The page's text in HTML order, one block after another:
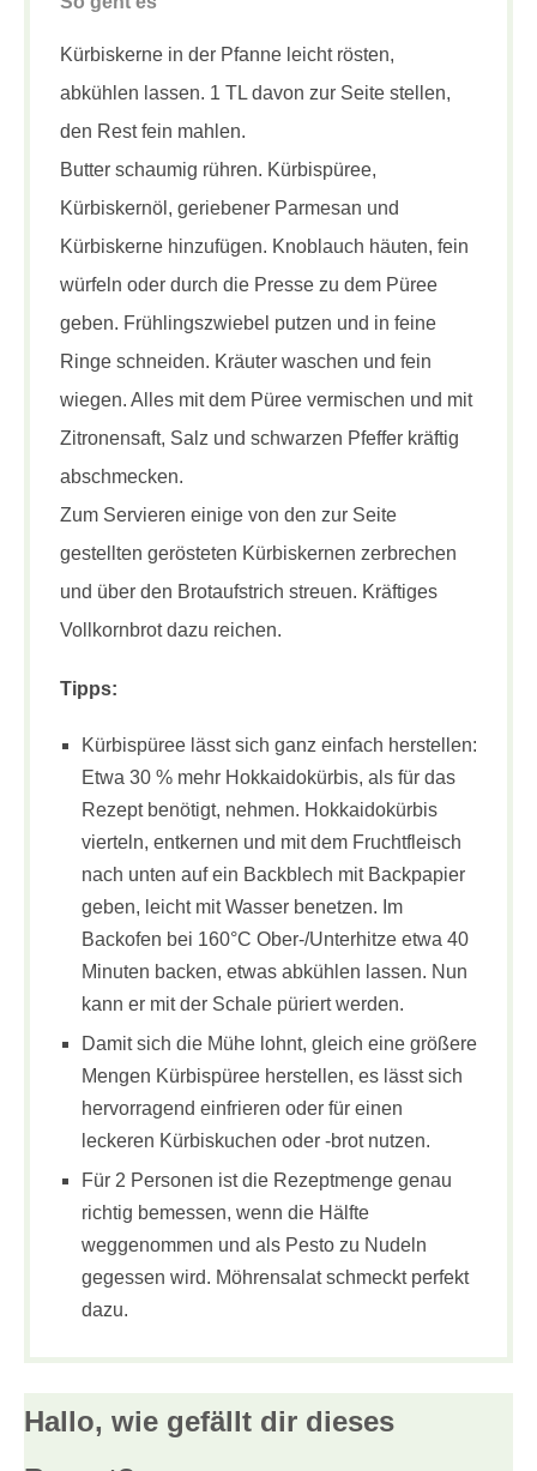
Kürbiskerne in der Pfanne leicht rösten,
abkühlen lassen. 1 TL davon zur Seite stellen,
den Rest fein mahlen.
Butter schaumig rühren. Kürbispüree,
Kürbiskernöl, geriebener Parmesan und
Kürbiskerne hinzufügen. Knoblauch häuten, fein
würfeln oder durch die Presse zu dem Püree
geben. Frühlingszwiebel putzen und in feine
Ringe schneiden. Kräuter waschen und fein
wiegen. Alles mit dem Püree vermischen und mit
Zitronensaft, Salz und schwarzen Pfeffer kräftig
abschmecken.
Zum Servieren einige von den zur Seite
gestellten gerösteten Kürbiskernen zerbrechen
und über den Brotaufstrich streuen. Kräftiges
Vollkornbrot dazu reichen.
Tipps:
Kürbispüree lässt sich ganz einfach herstellen:
Etwa 30 % mehr Hokkaidokürbis, als für das
Rezept benötigt, nehmen. Hokkaidokürbis
vierteln, entkernen und mit dem Fruchtfleisch
nach unten auf ein Backblech mit Backpapier
geben, leicht mit Wasser benetzen. Im
Backofen bei 160°C Ober-/Unterhitze etwa 40
Minuten backen, etwas abkühlen lassen. Nun
kann er mit der Schale püriert werden.
Damit sich die Mühe lohnt, gleich eine größere
Mengen Kürbispüree herstellen, es lässt sich
hervorragend einfrieren oder für einen
leckeren Kürbiskuchen oder -brot nutzen.
Für 2 Personen ist die Rezeptmenge genau
richtig bemessen, wenn die Hälfte
weggenommen und als Pesto zu Nudeln
gegessen wird. Möhrensalat schmeckt perfekt
dazu.
Hallo, wie gefällt dir dieses